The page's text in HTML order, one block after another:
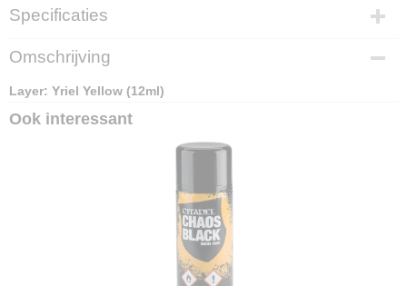
Specificaties
EAN code
5011921185122
Omschrijving
Layer: Yriel Yellow (12ml)
Ook interessant